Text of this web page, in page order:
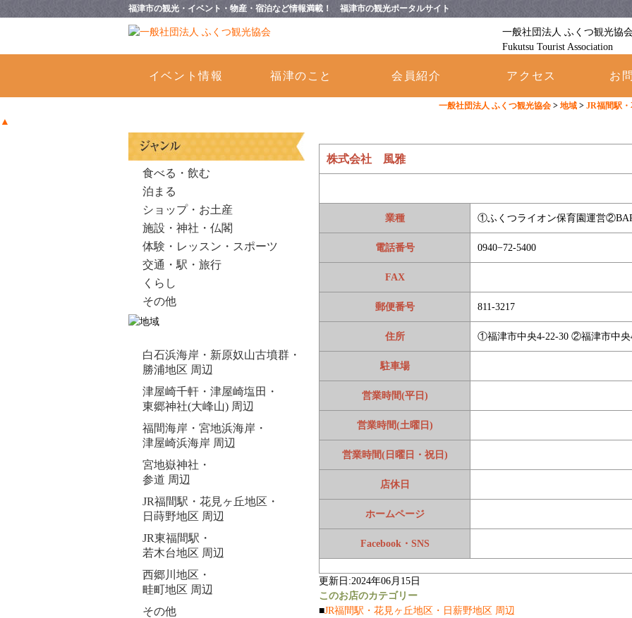
福津市の観光・イベント・物産・宿泊など情報満載！ 福津市の観光ポータルサイト
一般社団法人 ふくつ観光協
Fukutsu Tourist Association
イベント情報 福津のこと 会員紹介 アクセス お
一般社団法人 ふくつ観光協会 > 地域 > JR福間駅
▲
株式会社 風雅
業種 ①ふくつライオン保育園運営
電話番号 0940−72-5400
FAX
郵便番号 811-3217
住所 ①福津市中央4-22-30 ②福津市中央
駐車場
営業時間(平日)
営業時間(土曜日)
営業時間(日曜日・祝日)
店休日
ホームページ
Facebook・SNS
更新日:2024年06月15日
このお店のカテゴリー
■JR福間駅・花見ヶ丘地区・日薪野地区 周辺
食べる・飲む
泊まる
ショップ・お土産
施設・神社・仏閣
体験・レッスン・スポーツ
交通・駅・旅行
くらし
その他
白石浜海岸・新原奴山古墳群・
勝浦地区 周辺
津屋崎千軒・津屋崎塩田・
東郷神社(大峰山) 周辺
福間海岸・宮地浜海岸・
津屋崎浜海岸 周辺
宮地嶽神社・
参道 周辺
JR福間駅・花見ヶ丘地区・
日蒔野地区 周辺
JR東福間駅・
若木台地区 周辺
西郷川地区・
畦町地区 周辺
その他